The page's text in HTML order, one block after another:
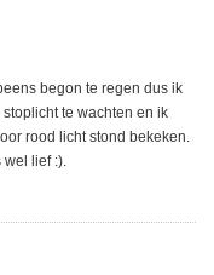
begon te regen dus ik
te wachten en ik
rood licht stond bekeken.
lief :).